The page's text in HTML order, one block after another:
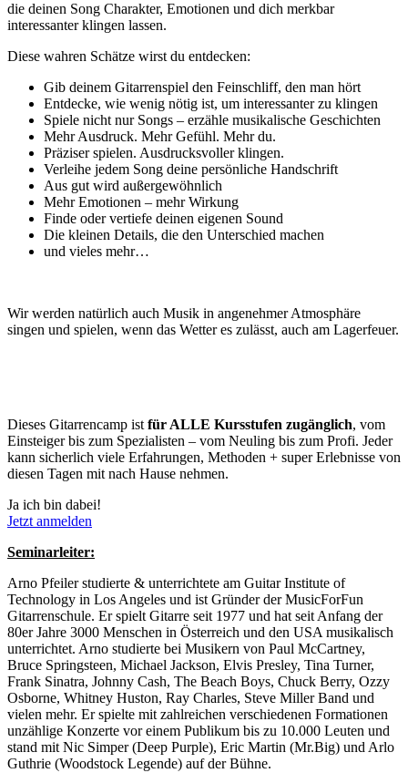
die deinen Song Charakter, Emotionen und dich merkbar
interessanter klingen lassen.
Diese wahren Schätze wirst du entdecken:
Gib deinem Gitarrenspiel den Feinschliff, den man hört
Entdecke, wie wenig nötig ist, um interessanter zu klingen
Spiele nicht nur Songs – erzähle musikalische Geschichten
Mehr Ausdruck. Mehr Gefühl. Mehr du.
Präziser spielen. Ausdrucksvoller klingen.
Verleihe jedem Song deine persönliche Handschrift
Aus gut wird außergewöhnlich
Mehr Emotionen – mehr Wirkung
Finde oder vertiefe deinen eigenen Sound
Die kleinen Details, die den Unterschied machen
und vieles mehr…
Wir werden natürlich auch Musik in angenehmer Atmosphäre
singen und spielen, wenn das Wetter es zulässt, auch am Lagerfeuer.
Dieses Gitarrencamp istfür ALLE Kursstufen zugänglich, vom
Einsteiger bis zum Spezialisten – vom Neuling bis zum Profi. Jeder
kann sicherlich viele Erfahrungen, Methoden + super Erlebnisse von
diesen Tagen mit nach Hause nehmen.
Ja ich bin dabei!
Jetzt anmelden
Seminarleiter:
Arno Pfeiler studierte & unterrichtete am Guitar Institute of
Technology in Los Angeles und ist Gründer der MusicForFun
Gitarrenschule. Er spielt Gitarre seit 1977 und hat seit Anfang der
80er Jahre 3000 Menschen in Österreich und den USA musikalisch
unterrichtet. Arno studierte bei Musikern von Paul McCartney,
Bruce Springsteen, Michael Jackson, Elvis Presley, Tina Turner,
Frank Sinatra, Johnny Cash, The Beach Boys, Chuck Berry, Ozzy
Osborne, Whitney Huston, Ray Charles, Steve Miller Band und
vielen mehr. Er spielte mit zahlreichen verschiedenen Formationen
unzählige Konzerte vor einem Publikum bis zu 10.000 Leuten und
stand mit Nic Simper (Deep Purple), Eric Martin (Mr.Big) und Arlo
Guthrie (Woodstock Legende) auf der Bühne.